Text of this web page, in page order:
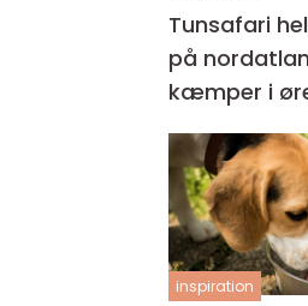
Tunsafari
på
kæmper i
inspiration